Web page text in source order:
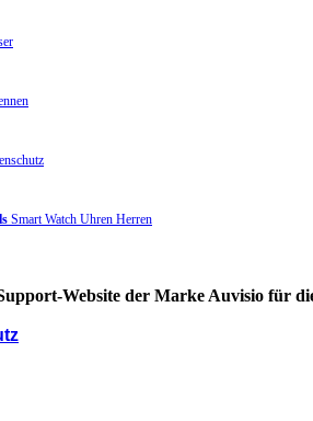
Smart Watch Uhren Herren
Website der Marke Auvisio für